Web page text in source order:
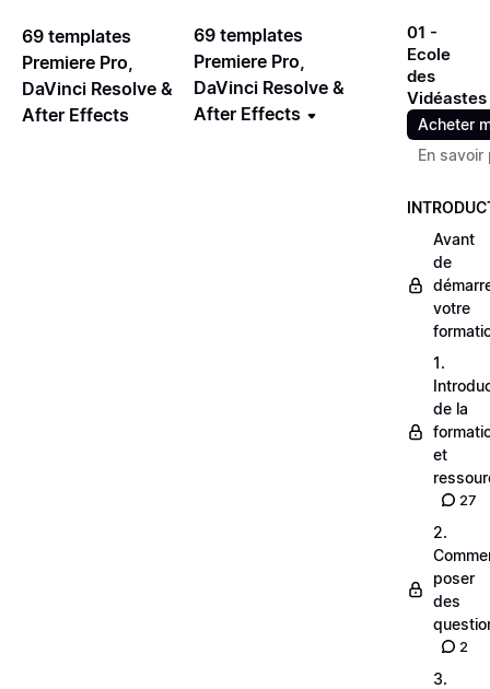
69 templates
Premiere Pro,
DaVinci Resolve &
After Effects
69 templates
Premiere Pro,
DaVinci Resolve &
After Effects
01 -
Ecole
des
Vidéastes
Acheter
En savoir
Avant
de
votre
1.
de la
et
27
2.
poser
des
2
3.